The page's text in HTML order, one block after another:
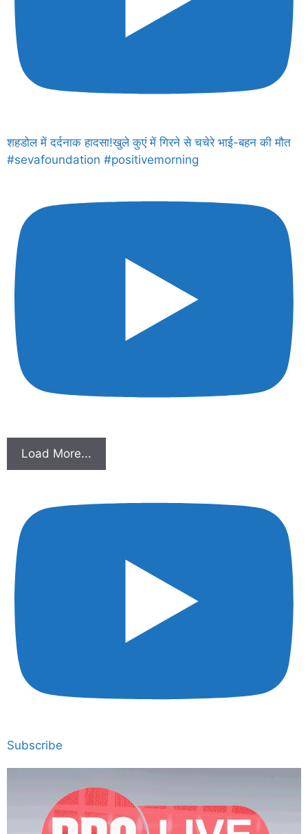
शहडोल में दर्दनाक हादसा!खुले कुएं में गिरने से चचेरे भाई-बहन की मौत
#sevafoundation #positivemorning
Load More...
Subscribe